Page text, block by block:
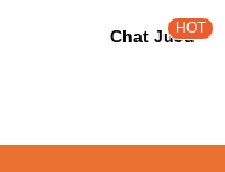
Chat JuJu
HOT